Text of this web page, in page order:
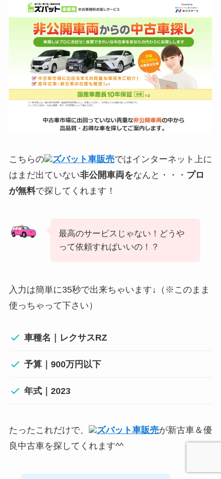
こちらの ズバット車販売ではインターネット上に
はまだ出ていない非公開車両をなんと・・・ プロ
が無料で探してくれます！
最高のサービスじゃない！どうや
って依頼すればいいの！？
入力は簡単に35秒で出来ちゃいます↓（※このまま
使っちゃって下さい）
車種名｜ レクサスRZ
予算｜900万円以下
年式｜2023
たったこれだけで、 ズバット車販売が新古車＆優
良中古車を探してくれます^^